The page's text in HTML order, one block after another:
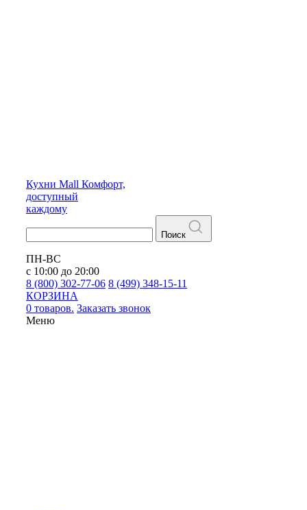
Кухни Mall Комфорт,
доступный
каждому
Поиск
ПН-ВС
с 10:00 до 20:00
8 (800) 302-77-06 8 (499) 348-15-11
КОРЗИНА
0 товаров. Заказать звонок
Меню